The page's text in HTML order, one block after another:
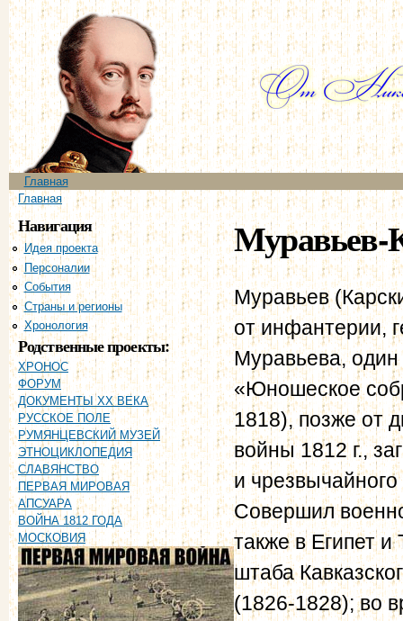
Главное меню
Главная
Вы здесь
Главная
Навигация
Идея проекта
Персоналии
События
Страны и регионы
Хронология
Родственные проекты:
ХРОНОС
ФОРУМ
ДОКУМЕНТЫ XX ВЕКА
РУССКОЕ ПОЛЕ
РУМЯНЦЕВСКИЙ МУЗЕЙ
ЭТНОЦИКЛОПЕДИЯ
СЛАВЯНСТВО
ПЕРВАЯ МИРОВАЯ
АПСУАРА
ВОЙНА 1812 ГОДА
МОСКОВИЯ
Муравьев
от инфантерии,
Муравьева, один
«Юношеское
1818), позже от
войны 1812 г.,
и
Совершил
также в Египет
штаба
(1826-1828); во